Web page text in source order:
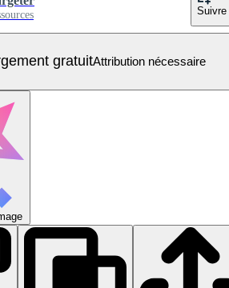
Suivre
gratuitAttribution nécessaire